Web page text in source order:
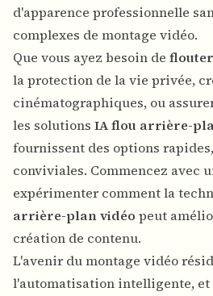
d'apparence professionnelle
complexes de montage vidéo.
Que vous ayez besoin de
la protection de la vie privée,
cinématographiques, ou
les solutions IA flou arrière-
fournissent des options
conviviales. Commencez avec
expérimenter comment la
arrière-plan vidéo peut
création de contenu.
L'avenir du montage vidéo
l'automatisation intelligente, et